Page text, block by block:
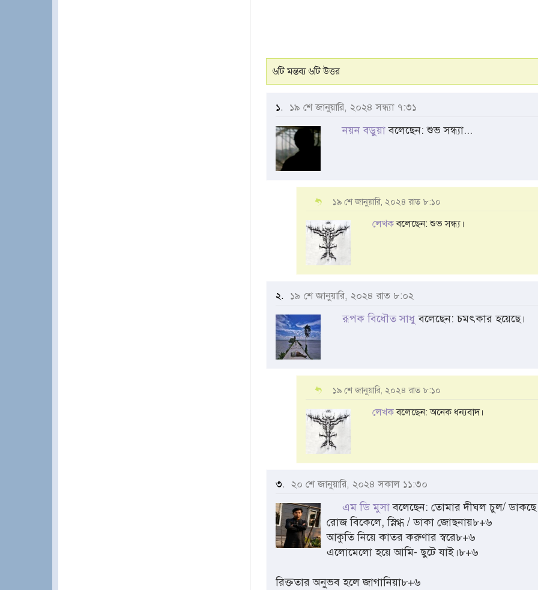
৬টি মন্তব্য ৬টি উত্তর
১. ১৯ শে জানুয়ারি, ২০২৪ সন্ধ্যা ৭:৩১
নয়ন বড়ুয়াবলেছেন: শুভ সন্ধ্যা...
১৯ শে জানুয়ারি, ২০২৪ রাত ৮:১০
লেখকবলেছেন: শুভ সন্ধ্য।
২. ১৯ শে জানুয়ারি, ২০২৪ রাত ৮:০২
রূপক বিধৌত সাধু বলেছেন: চমৎকার হয়েছে।
১৯ শে জানুয়ারি, ২০২৪ রাত ৮:১০
লেখকবলেছেন: অনেক ধন্যবাদ।
৩. ২০ শে জানুয়ারি, ২০২৪ সকাল ১১:৩০
এম ডি মুসাবলেছেন: তোমার দীঘল চুল/
রোজ বিকেলে, স্নিগ্ধ / ডাকা জোছনায়৮+৬
আকুতি নিয়ে কাতর করুণার স্বরে৮+৬
এলোমেলো হয়ে আমি- ছুটে যাই।৮+৬
রিক্ততার অনুভব হলে জাগানিয়া৮+৬